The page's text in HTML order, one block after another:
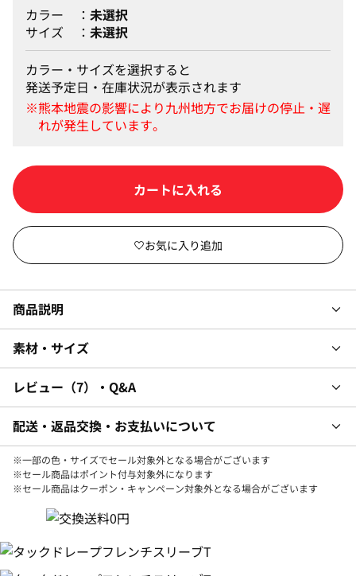
カラー
未選択
サイズ
未選択
カラー・サイズを選択すると
発送予定日・在庫状況が表示されます
商品説明
素材・サイズ
レビュー 7 ・Q&A
配送・返品交換・お支払いについて
※一部の色・サイズでセール対象外となる場合がございます
※セール商品はポイント付与対象外になります
※セール商品はクーポン・キャンペーン対象外となる場合がございます